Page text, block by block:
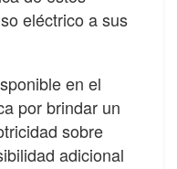
eléctrico a sus
en el
por brindar un
sobre
adicional